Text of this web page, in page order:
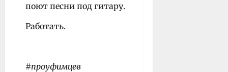
поют песни под гитару.
Работать.
#проуфимцев